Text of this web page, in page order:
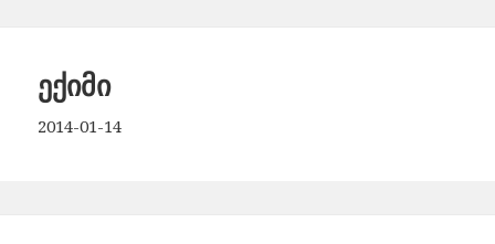
ექიმი
2014-01-14